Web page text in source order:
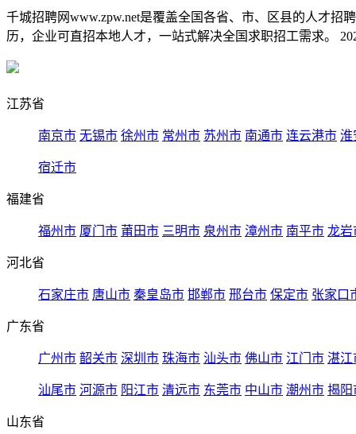
千城招聘网www.zpw.net是覆盖全国各省、市、区县的人才
历，企业可直招本地人才，一站式解决全国求职招工需求。
江苏省
南京市 无锡市 徐州市 常州市 苏州市 南通市 连云港市 淮
宿迁市
福建省
福州市 厦门市 莆田市 三明市 泉州市 漳州市 南平市 龙岩
河北省
石家庄市 唐山市 秦皇岛市 邯郸市 邢台市 保定市 张家口
广东省
广州市 韶关市 深圳市 珠海市 汕头市 佛山市 江门市 湛江
汕尾市 河源市 阳江市 清远市 东莞市 中山市 潮州市 揭阳
山东省